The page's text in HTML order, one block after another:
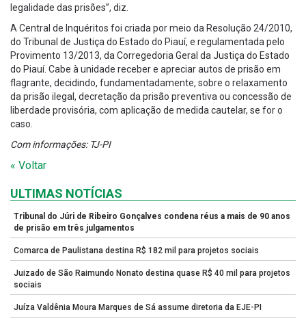
legalidade das prisões”, diz.
A Central de Inquéritos foi criada por meio da Resolução 24/2010,
do Tribunal de Justiça do Estado do Piauí, e regulamentada pelo
Provimento 13/2013, da Corregedoria Geral da Justiça do Estado
do Piauí. Cabe à unidade receber e apreciar autos de prisão em
flagrante, decidindo, fundamentadamente, sobre o relaxamento
da prisão ilegal, decretação da prisão preventiva ou concessão de
liberdade provisória, com aplicação de medida cautelar, se for o
caso.
Com informações: TJ-PI
« Voltar
ULTIMAS NOTÍCIAS
Tribunal do Júri de Ribeiro Gonçalves condena réus a mais de 90 anos
de prisão em três julgamentos
Comarca de Paulistana destina R$ 182 mil para projetos sociais
Juizado de São Raimundo Nonato destina quase R$ 40 mil para projetos
sociais
Juíza Valdênia Moura Marques de Sá assume diretoria da EJE-PI